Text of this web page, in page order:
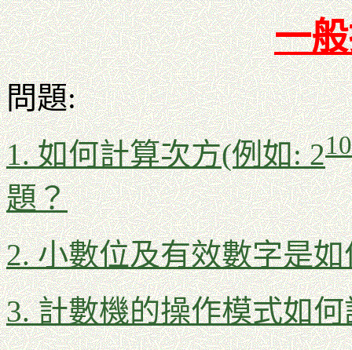
一
問題:
1. 如何計算次方(例如: 210
題？
2. 小數位及有效數字是
3. 計數機的操作模式如何